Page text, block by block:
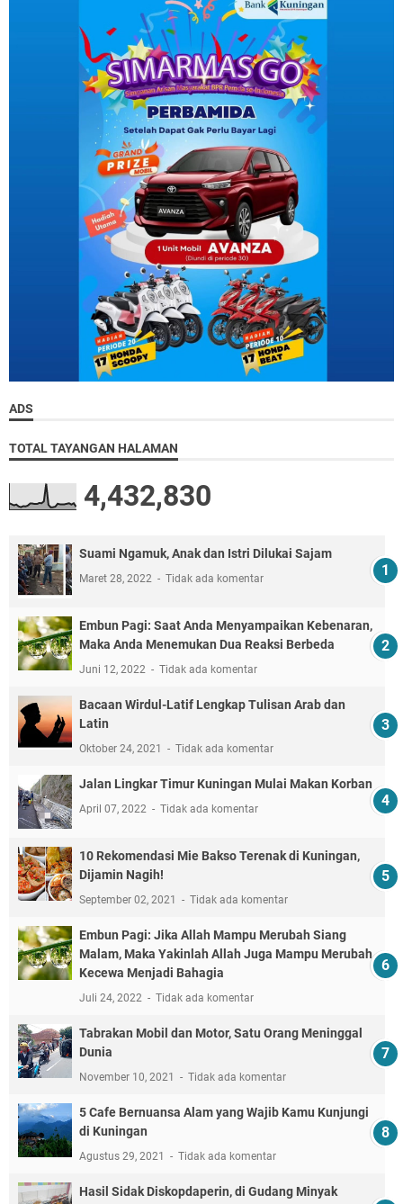
ADS
TOTAL TAYANGAN HALAMAN
4,432,830
Suami Ngamuk, Anak dan Istri Dilukai Sajam
Maret 28, 2022 Tidak ada komentar
Embun Pagi: Saat Anda Menyampaikan Kebenaran,
Maka Anda Menemukan Dua Reaksi Berbeda
Juni 12, 2022 Tidak ada komentar
Bacaan Wirdul-Latif Lengkap Tulisan Arab dan
Latin
Oktober 24, 2021 Tidak ada komentar
Jalan Lingkar Timur Kuningan Mulai Makan Korban
April 07, 2022 Tidak ada komentar
10 Rekomendasi Mie Bakso Terenak di Kuningan,
Dijamin Nagih!
September 02, 2021 Tidak ada komentar
Embun Pagi: Jika Allah Mampu Merubah Siang
Malam, Maka Yakinlah Allah Juga Mampu Merubah
Kecewa Menjadi Bahagia
Juli 24, 2022 Tidak ada komentar
Tabrakan Mobil dan Motor, Satu Orang Meninggal
Dunia
November 10, 2021 Tidak ada komentar
5 Cafe Bernuansa Alam yang Wajib Kamu Kunjungi
di Kuningan
Agustus 29, 2021 Tidak ada komentar
Hasil Sidak Diskopdaperin, di Gudang Minyak